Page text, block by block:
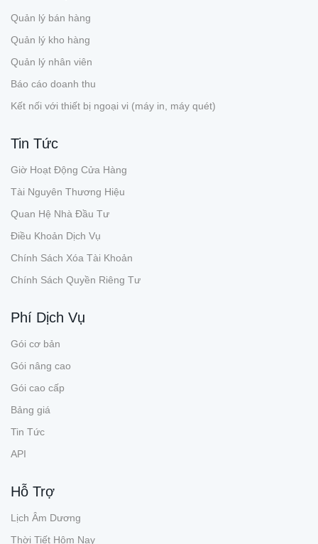
Quản lý bán hàng
Quản lý kho hàng
Quản lý nhân viên
Báo cáo doanh thu
Kết nối với thiết bị ngoại vi (máy in, máy quét)
Tin Tức
Giờ Hoạt Động Cửa Hàng
Tài Nguyên Thương Hiệu
Quan Hệ Nhà Đầu Tư
Điều Khoản Dịch Vụ
Chính Sách Xóa Tài Khoản
Chính Sách Quyền Riêng Tư
Phí Dịch Vụ
Gói cơ bản
Gói nâng cao
Gói cao cấp
Bảng giá
Tin Tức
API
Hỗ Trợ
Lịch Âm Dương
Thời Tiết Hôm Nay